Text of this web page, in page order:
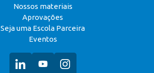
Nossos materiais
Aprovações
Seja uma Escola Parceira
Eventos